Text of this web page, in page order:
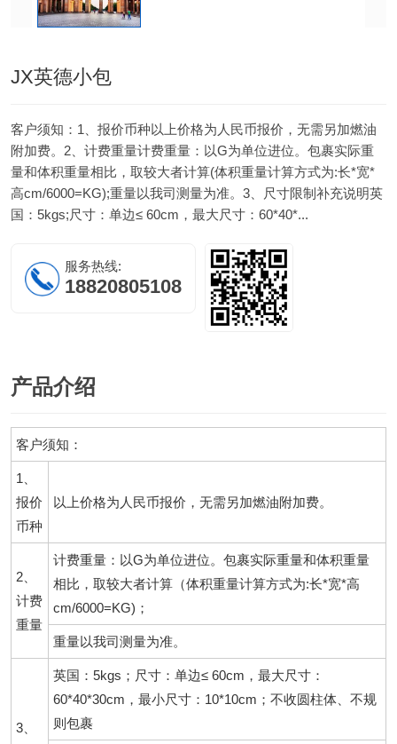
JX英德小包
客户须知：1、报价币种以上价格为人民币报价，无需另加燃油
附加费。2、计费重量计费重量：以G为单位进位。包裹实际重
量和体积重量相比，取较大者计算(体积重量计算方式为:长*宽*
高cm/6000=KG);重量以我司测量为准。3、尺寸限制补充说明英
国：5kgs;尺寸：单边≤ 60cm，最大尺寸：60*40*...
服务热线:
18820805108
产品介绍
客户须知：
1、
报价
币种
以上价格为人民币报价，无需另加燃油附加费。
2、
计费
重量
计费重量：以G为单位进位。包裹实际重量和体积重量
相比，取较大者计算（体积重量计算方式为:长*宽*高
cm/6000=KG)；
重量以我司测量为准。
3、
英国：5kgs；尺寸：单边≤ 60cm，最大尺寸：
60*40*30cm，最小尺寸：10*10cm；不收圆柱体、不规
则包裹